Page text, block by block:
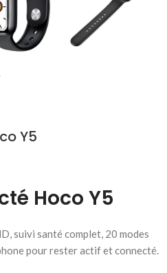
Y5
Hoco Y5
suivi santé complet, 20 modes
pour rester actif et connecté.